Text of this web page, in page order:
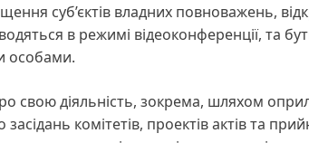
суб’єктів владних повноважень,
в режимі відеоконференції, та
особами.
свою діяльність, зокрема, шляхом
комітетів, проектів актів та